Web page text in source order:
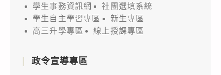
學生事務資訊網
社團選填系統
學生自主學習專區
新生專區
高三升學專區
線上授課專區
政令宣導專區